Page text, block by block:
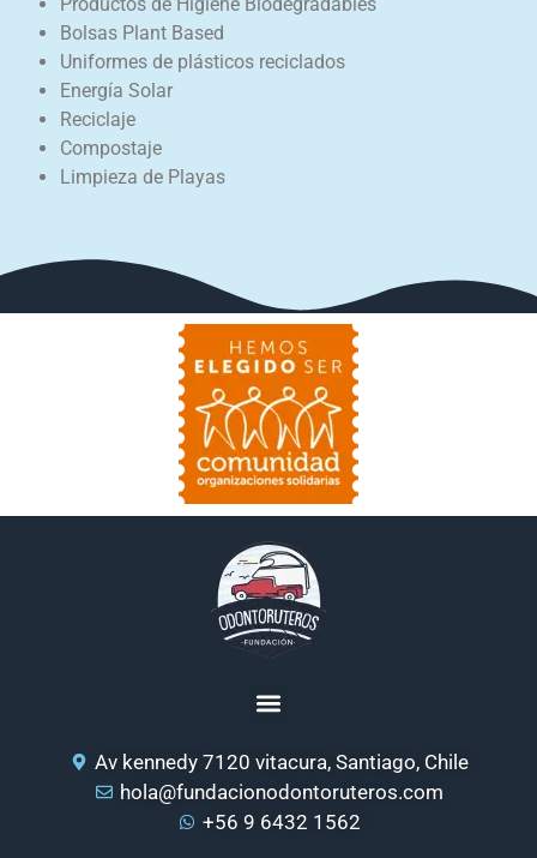
Bolsas Plant Based
Uniformes de plásticos reciclados
Energía Solar
Reciclaje
Compostaje
Limpieza de Playas
Av kennedy 7120 vitacura, Santiago, Chile
hola@fundacionodontoruteros.com
+56 9 6432 1562